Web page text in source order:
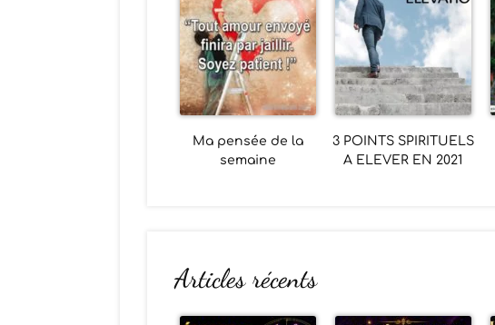
Ma pensée de la
semaine
3 POINTS SPIRITUELS
A ELEVER EN 2021
Articles récents